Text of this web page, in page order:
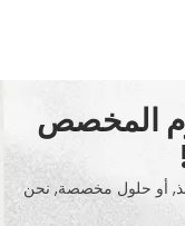
المخصص
أو حلول مخصصة, نحن